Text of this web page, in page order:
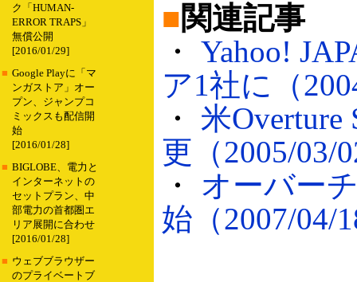
ク「HUMAN-
ERROR TRAPS」
無償公開
[2016/01/29]
■ Google Playに「マ
ンガストア」オー
プン、ジャンプコ
ミックスも配信開
始
[2016/01/28]
■ BIGLOBE、電力と
インターネットの
セットプラン、中
部電力の首都圏エ
リア展開に合わせ
[2016/01/28]
■ ウェブブラウザー
のプライベートブ
■関連記事
・ Yahoo!
ア1社に（
・ 米Overture
更（2005/03/
・ オーバー
始（2007/04/